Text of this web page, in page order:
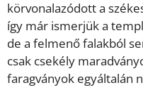
körvonalazódott a
így már ismerjük a
de a felmenő falakból
csak csekély
faragványok egyáltalán